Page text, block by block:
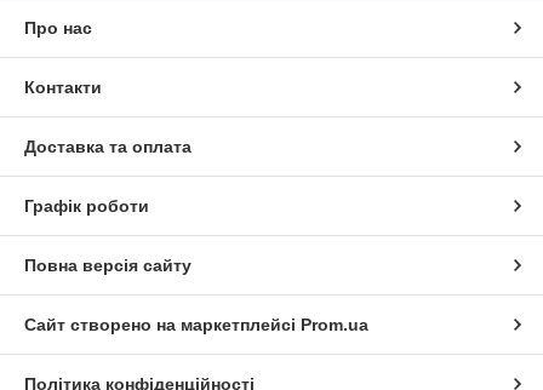
Про нас
Контакти
Доставка та оплата
Графік роботи
Повна версія сайту
Сайт створено на маркетплейсі Prom.ua
Політика конфіденційності